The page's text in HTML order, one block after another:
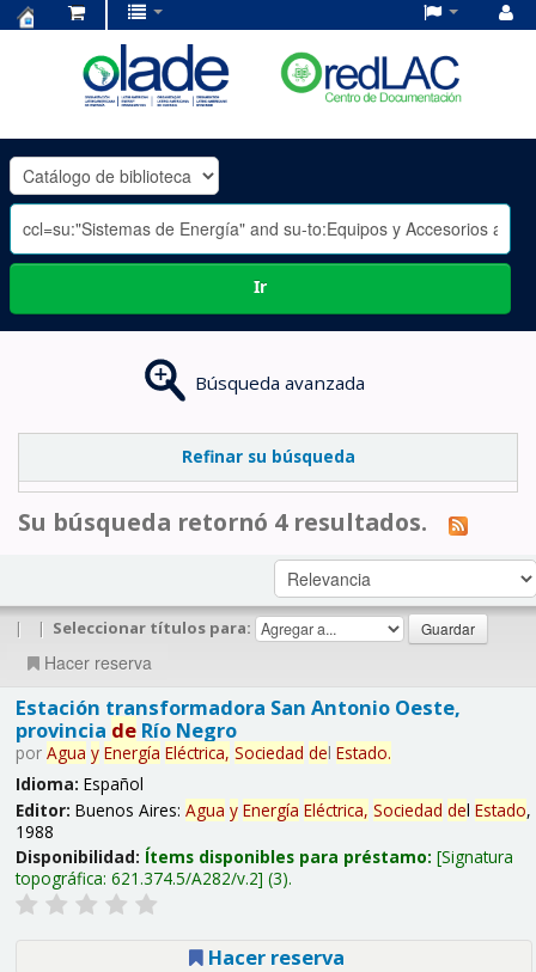
OLADE
-
Ir
Búsqueda avanzada
Refinar su búsqueda
Su búsqueda retornó 4 resultados.
| | Seleccionar títulos para:
Hacer reserva
Estación transformadora San Antonio Oeste,
provincia deRío Negro
por Agua y Energía Eléctrica, Sociedad del Estado.
Idioma: Español
Editor: Buenos Aires: Agua y Energía Eléctrica, Sociedad del Estado,
1988
Disponibilidad: Ítems disponibles para préstamo: Signatura
topográfica: 621.374.5/A282/v.2 (3).
Hacer reserva